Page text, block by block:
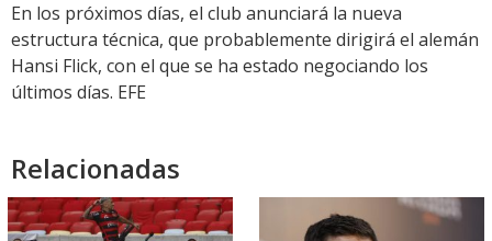
En los próximos días, el club anunciará la nueva
estructura técnica, que probablemente dirigirá el alemán
Hansi Flick, con el que se ha estado negociando los
últimos días. EFE
Relacionadas